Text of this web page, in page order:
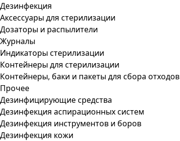
Дезинфекция
Аксессуары для стерилизации
Дозаторы и распылители
Журналы
Индикаторы стерилизации
Контейнеры для стерилизации
Контейнеры, баки и пакеты для сбора отходов
Прочее
Дезинфицирующие средства
Дезинфекция аспирационных систем
Дезинфекция инструментов и боров
Дезинфекция кожи